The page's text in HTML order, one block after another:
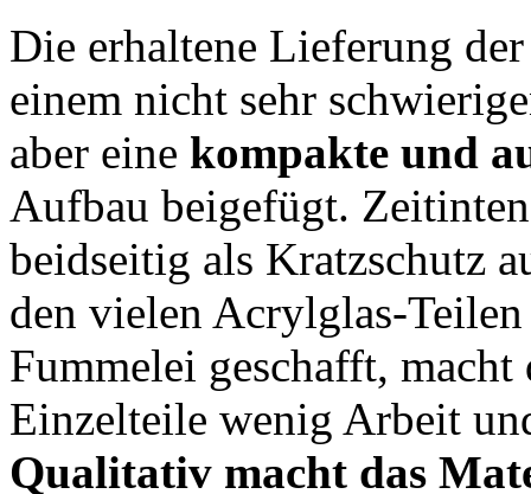
Die erhaltene Lieferung
einem nicht sehr
aber eine kompakte und
Aufbau beigefügt.
beidseitig als Kratzschutz
den vielen Acrylglas-
Fummelei geschafft, macht
Einzelteile wenig Arbeit
Qualitativ macht das